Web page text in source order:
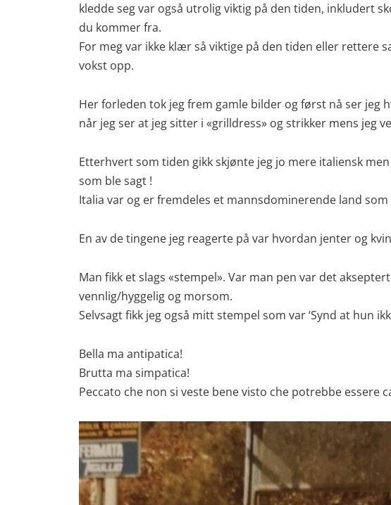
kledde seg var også utrolig viktig på den tiden, inkludert
du kommer fra.
For meg var ikke klær så viktige på den tiden eller rettere
vokst opp.
Her forleden tok jeg frem gamle bilder og først nå ser jeg
når jeg ser at jeg sitter i «grilldress» og strikker mens jeg
Etterhvert som tiden gikk skjønte jeg jo mere italiensk
som ble sagt !
Italia var og er fremdeles et mannsdominerende land
En av de tingene jeg reagerte på var hvordan jenter og
Man fikk et slags «stempel». Var man pen var det
vennlig/hyggelig og morsom.
Selvsagt fikk jeg også mitt stempel som var ‘Synd at hun
Bella ma antipatica!
Brutta ma simpatica!
Peccato che non si veste bene visto che potrebbe essere